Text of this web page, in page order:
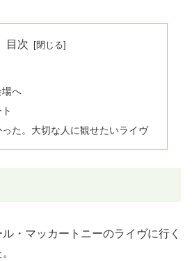
目次
場へ
た。大切な人に観せたいライヴ
・マッカートニーのライヴに行く